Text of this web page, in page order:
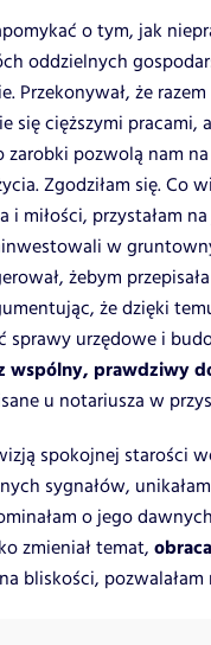
o tym, jak
oddzielnych
Przekonywał, że
się cięższymi pracami,
zarobki pozwolą nam
Zgodziłam się. Co
i miłości, przystałam
w
żebym
że dzięki
sprawy urzędowe i
wspólny, prawdziwy
u notariusza w
spokojnej starości
sygnałów,
o jego
zmieniał temat,
bliskości, pozwalałam